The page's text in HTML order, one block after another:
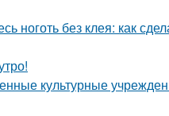
ноготь без клея: как
культурные